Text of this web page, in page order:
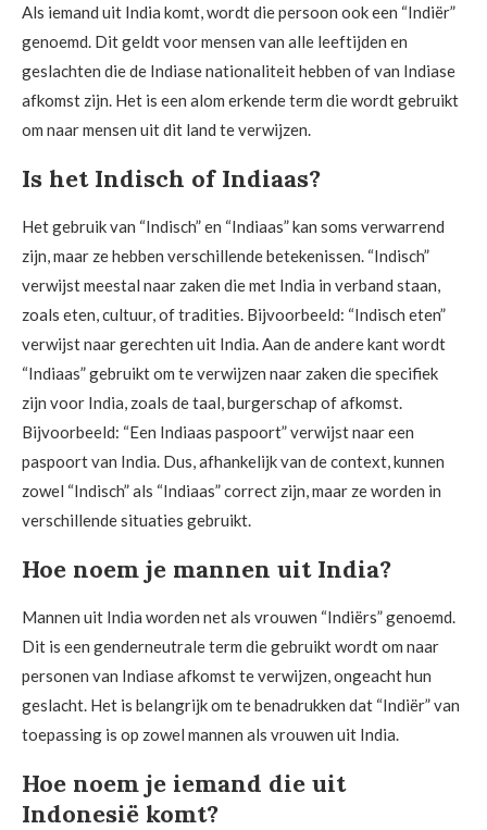
Als iemand uit India komt, wordt die persoon ook een “Indiër”
genoemd. Dit geldt voor mensen van alle leeftijden en
geslachten die de Indiase nationaliteit hebben of van Indiase
afkomst zijn. Het is een alom erkende term die wordt gebruikt
om naar mensen uit dit land te verwijzen.
Is het Indisch of Indiaas?
Het gebruik van “Indisch” en “Indiaas” kan soms verwarrend
zijn, maar ze hebben verschillende betekenissen. “Indisch”
verwijst meestal naar zaken die met India in verband staan,
zoals eten, cultuur, of tradities. Bijvoorbeeld: “Indisch eten”
verwijst naar gerechten uit India. Aan de andere kant wordt
“Indiaas” gebruikt om te verwijzen naar zaken die specifiek
zijn voor India, zoals de taal, burgerschap of afkomst.
Bijvoorbeeld: “Een Indiaas paspoort” verwijst naar een
paspoort van India. Dus, afhankelijk van de context, kunnen
zowel “Indisch” als “Indiaas” correct zijn, maar ze worden in
verschillende situaties gebruikt.
Hoe noem je mannen uit India?
Mannen uit India worden net als vrouwen “Indiërs” genoemd.
Dit is een genderneutrale term die gebruikt wordt om naar
personen van Indiase afkomst te verwijzen, ongeacht hun
geslacht. Het is belangrijk om te benadrukken dat “Indiër” van
toepassing is op zowel mannen als vrouwen uit India.
Hoe noem je iemand die uit
Indonesië komt?